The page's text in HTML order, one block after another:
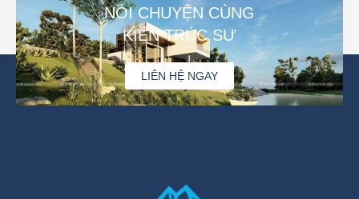
NÓI CHUYỆN CÙNG
KIẾN TRÚC SƯ
LIÊN HỆ NGAY